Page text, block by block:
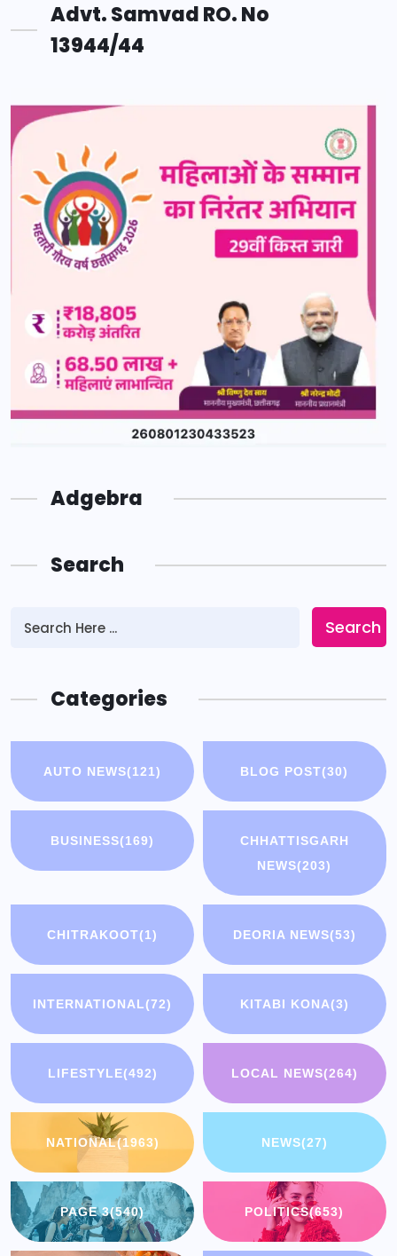
Advt. Samvad RO. No
13944/44
Adgebra
Search
Search
Categories
AUTO NEWS(121) BLOG POST(30)
BUSINESS(169)
CHHATTISGARH
NEWS(203)
CHITRAKOOT(1) DEORIA NEWS(53)
INTERNATIONAL(72) KITABI KONA(3)
LIFESTYLE(492) LOCAL NEWS(264)
NATIONAL(1963) NEWS(27)
PAGE 3(540) POLITICS(653)